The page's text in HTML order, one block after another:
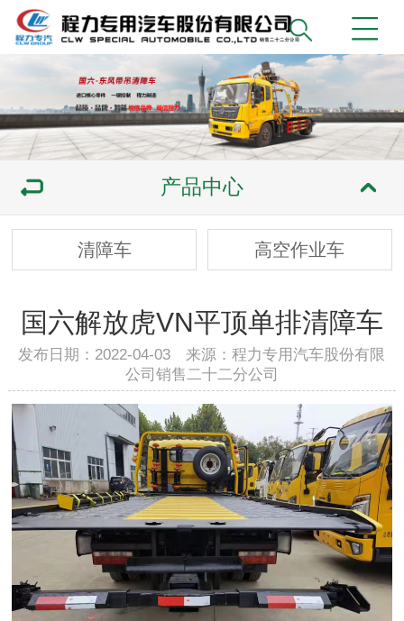
产品中心
清障车 高空作业车
国六解放虎VN平顶单排清障车
发布日期：2022-04-03 来源：程力专用汽车股份有限
公司销售二十二分公司